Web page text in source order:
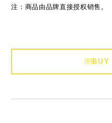
注：商品由品牌直接授权销售。
￼BUY